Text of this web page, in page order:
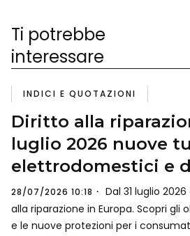
Ti potrebbe
interessare
INDICI E QUOTAZIONI
Diritto alla
luglio 2026 nuove
elettrodomestici e
28/07/2026 10:18
Dal 31 luglio
alla riparazione in Europa. Scopri gli
e le nuove protezioni per i